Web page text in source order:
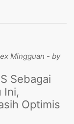
Mingguan - by
Sebagai
Ini,
Optimis